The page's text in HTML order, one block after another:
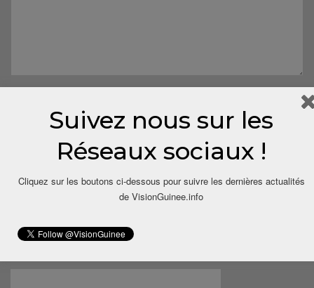
Save my name, email, and website in this browser for the next
Suivez nous sur les
Réseaux sociaux !
Cliquez sur les boutons ci-dessous pour suivre les dernières actualités
de VisionGuinee.info